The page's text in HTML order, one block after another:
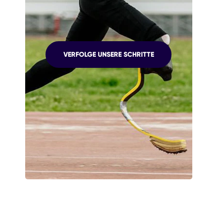
VERFOLGE UNSERE SCHRITTEUNSER